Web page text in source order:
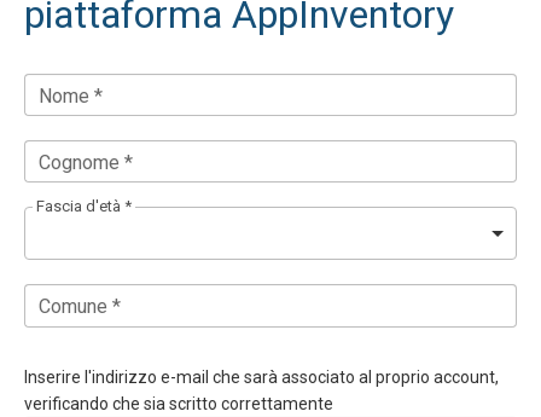
piattaforma AppInventory
Nome *
Cognome *
Fascia d'età *
Comune *
Inserire l'indirizzo e-mail che sarà associato al proprio account,
verificando che sia scritto correttamente